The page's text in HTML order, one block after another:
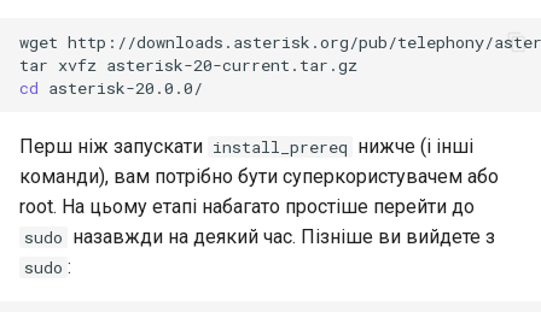
wget http://downloads.asterisk.org/pub/telephony/
tar xvfz
cd
Перш ніж запускати install_prereq нижче (і інші
команди), вам потрібно бути суперкористувачем або
root. На цьому етапі набагато простіше перейти до
sudo назавжди на деякий час. Пізніше ви вийдете з
sudo :